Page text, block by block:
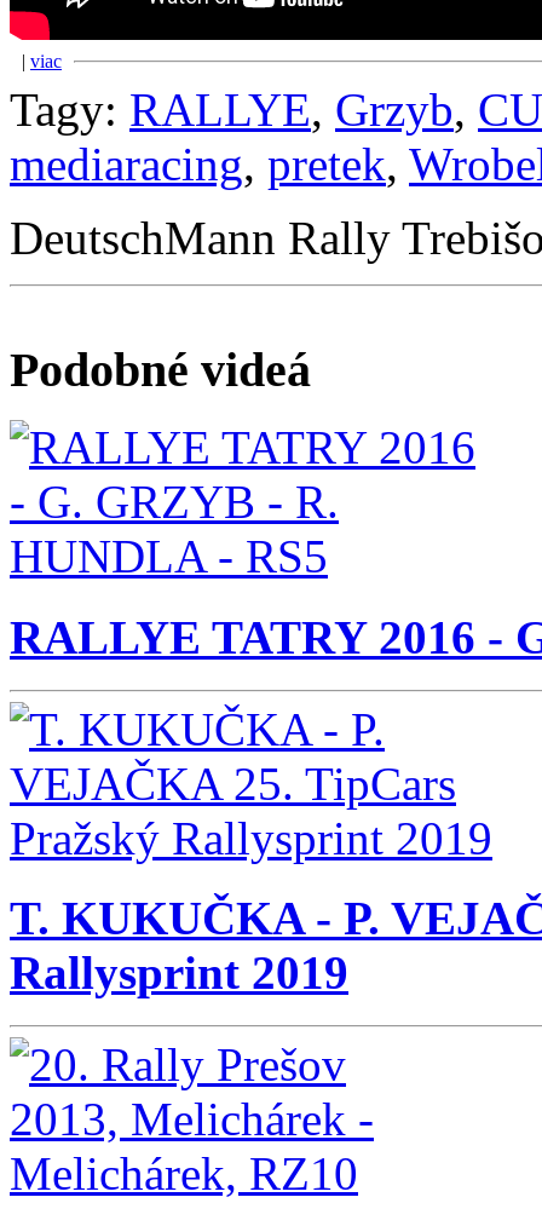
| viac
Tagy: RALLYE, Grzyb,
mediaracing, pretek,
DeutschMann Rally
Podobné videá
RALLYE TATRY 2016 -
T. KUKUČKA - P.
Rallysprint 2019